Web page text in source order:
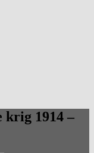
krig 1914 –